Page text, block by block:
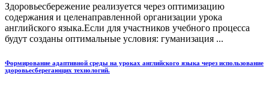
Здоровьесбережение реализуется через оптимизацию
содержания и целенаправленной организации урока
английского языка.Если для участников учебного процесса
будут созданы оптимальные условия: гуманизация ...
Формирование адаптивной среды на уроках английского языка через использование
здоровьесберегающих технологий.